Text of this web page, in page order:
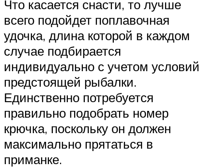
Что касается снасти, то лучше
всего подойдет поплавочная
удочка, длина которой в каждом
случае подбирается
индивидуально с учетом условий
предстоящей рыбалки.
Единственно потребуется
правильно подобрать номер
крючка, поскольку он должен
максимально прятаться в
приманке.